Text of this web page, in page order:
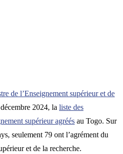
de l’Enseignement supérieur et de
2024, la liste des
supérieur agréés au Togo. Sur
seulement 79 ont l’agrément du
et de la recherche.